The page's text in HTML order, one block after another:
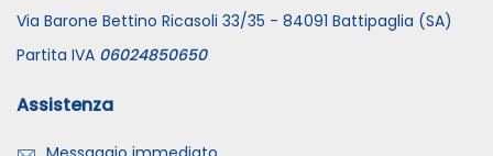
Via Barone Bettino Ricasoli 33/35 - 84091 Battipaglia (SA)
Partita IVA 06024850650
Assistenza